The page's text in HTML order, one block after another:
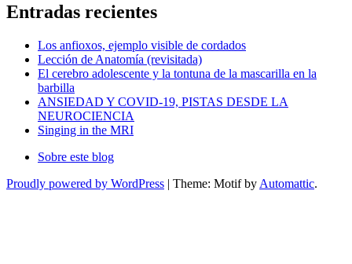
Entradas recientes
Los anfioxos, ejemplo visible de cordados
Lección de Anatomía (revisitada)
El cerebro adolescente y la tontuna de la mascarilla en la
barbilla
ANSIEDAD Y COVID-19, PISTAS DESDE LA
NEUROCIENCIA
Singing in the MRI
Sobre este blog
Proudly powered by WordPress | Theme: Motif by Automattic.